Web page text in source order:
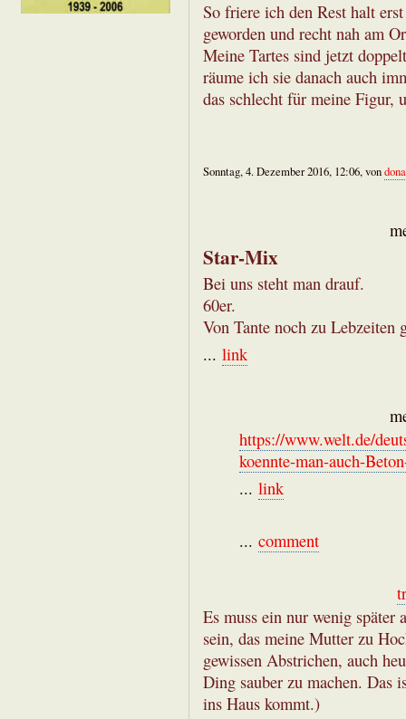
So friere ich den Rest halt
geworden und recht nah am
Meine Tartes sind jetzt
räume ich sie danach auch
das schlecht für meine Figur,
Sonntag, 4. Dezember 2016, 12:06, von
Star-Mix
Bei uns steht man drauf.
60er.
Von Tante noch zu Lebzeiten
... link
https://www.welt.de/
koennte-man-auch-
... link
... comment
Es muss ein nur wenig später
sein, das meine Mutter zu
gewissen Abstrichen, auch
Ding sauber zu machen. Das
ins Haus kommt.)